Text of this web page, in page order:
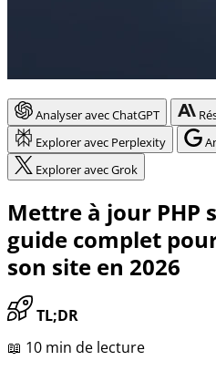
Analyser avec ChatGPT
Explorer avec Perplexity
Explorer avec Grok
Mettre à jour PHP
guide complet
son site en 2026
TL;DR
📖 10 min de lecture